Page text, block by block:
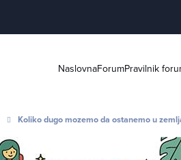
NaslovnaForumPravilnik
Koliko dugo mozemo da ostanemo u